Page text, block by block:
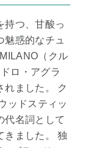
持つ、甘酸っ
惑的なチュ
（クル
ロ・アグラ
れました。 ク
ッドスティッ
代名詞として
きました。 独